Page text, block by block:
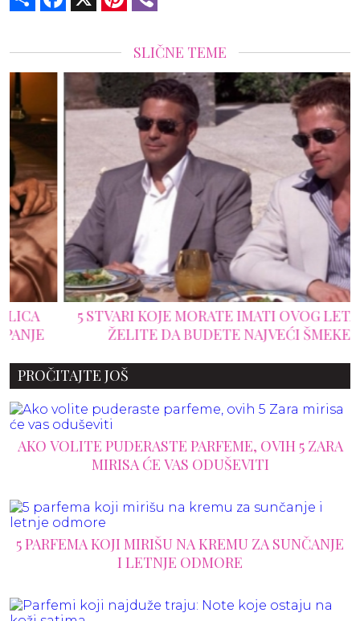
SLIČNE TEME
5 STVARI KOJE MORATE IMATI OVOG LETA AKO
ŽELITE DA BUDETE NAJVEĆI ŠMEKER
PROČITAJTE JOŠ
AKO VOLITE PUDERASTE PARFEME, OVIH 5 ZARA
MIRISA ĆE VAS ODUŠEVITI
5 PARFEMA KOJI MIRIŠU NA KREMU ZA SUNČANJE
I LETNJE ODMORE